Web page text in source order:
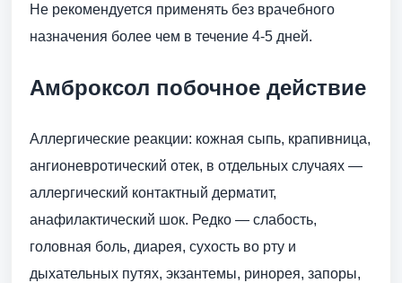
Нe рекомендуется применять без врачебного
назначения более чем в течение 4-5 дней.
Амброксол побочное действие
Аллергические реакции: кожная сыпь, крапивница,
ангионевротический отек, в отдельных случаях —
аллергический контактный дерматит,
анафилактический шок. Редко — слабость,
головная боль, диарея, сухость во рту и
дыхательных путях, экзантемы, ринорея, запоры,